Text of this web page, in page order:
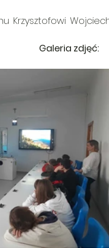
Krzysztofowi
Galeria zdjęć: